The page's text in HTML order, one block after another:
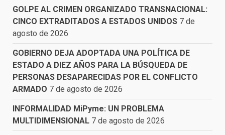
GOLPE AL CRIMEN ORGANIZADO TRANSNACIONAL:
CINCO EXTRADITADOS A ESTADOS UNIDOS 7 de
agosto de 2026
GOBIERNO DEJA ADOPTADA UNA POLÍTICA DE
ESTADO A DIEZ AÑOS PARA LA BÚSQUEDA DE
PERSONAS DESAPARECIDAS POR EL CONFLICTO
ARMADO 7 de agosto de 2026
INFORMALIDAD MiPyme: UN PROBLEMA
MULTIDIMENSIONAL 7 de agosto de 2026